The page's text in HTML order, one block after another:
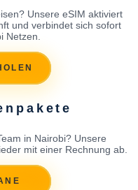
Unsere eSIM aktiviert
und verbindet sich sofort
Netzen.
in Nairobi? Unsere
mit einer Rechnung ab.